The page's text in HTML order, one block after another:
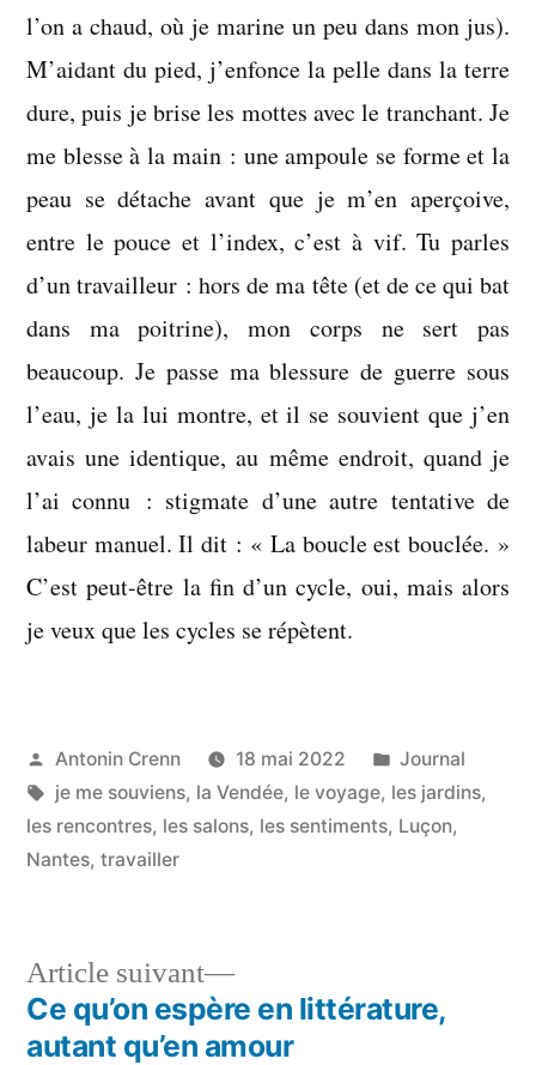
l’on a chaud, où je marine un peu dans mon jus).
M’aidant du pied, j’enfonce la pelle dans la terre
dure, puis je brise les mottes avec le tranchant. Je
me blesse à la main : une ampoule se forme et la
peau se détache avant que je m’en aperçoive,
entre le pouce et l’index, c’est à vif. Tu parles
d’un travailleur : hors de ma tête (et de ce qui bat
dans ma poitrine), mon corps ne sert pas
beaucoup. Je passe ma blessure de guerre sous
l’eau, je la lui montre, et il se souvient que j’en
avais une identique, au même endroit, quand je
l’ai connu : stigmate d’une autre tentative de
labeur manuel. Il dit : « La boucle est bouclée. »
C’est peut-être la fin d’un cycle, oui, mais alors
je veux que les cycles se répètent.
Publié
par
Antonin Crenn 18 mai 2022
Publié
dans
Journal
Étiquettes :
je me souviens, la Vendée, le voyage, les jardins,
les rencontres, les salons, les sentiments, Luçon,
Nantes, travailler
Navigation
Article suivant
Article
suivant :
Ce qu’on espère en littérature,
autant qu’en amour